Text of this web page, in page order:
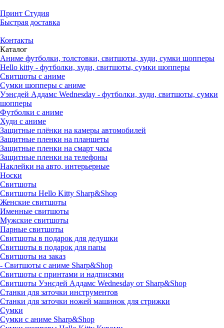
Принт Студия
Быстрая доставка
Контакты
Каталог
Аниме футболки, толстовки, свитшоты, худи, сумки шопперы
Hello kitty - футболки, худи, свитшоты, сумки шопперы
Свитшоты с аниме
Сумки шопперы с аниме
Уэнсдей Аддамс Wednesday - футболки, худи, свитшоты, сумки
шопперы
Футболки с аниме
Худи с аниме
Защитные плёнки на камеры автомобилей
Защитные пленки на планшеты
Защитные пленки на смарт часы
Защитные пленки на телефоны
Наклейки на авто, интерьерные
Носки
Свитшоты
Cвитшоты Hello Kitty Sharp&Shop
Женские свитшоты
Именные свитшоты
Мужские свитшоты
Парные свитшоты
Свитшоты в подарок для дедушки
Свитшоты в подарок для папы
Свитшоты на заказ
- Свитшоты с аниме Sharp&Shop
Свитшоты с принтами и надписями
Свитшоты Уэнсдей Аддамс Wednesday от Sharp&Shop
Станки для заточки инструментов
Станки для заточки ножей машинок для стрижки
Сумки
Сумки с аниме Sharp&Shop